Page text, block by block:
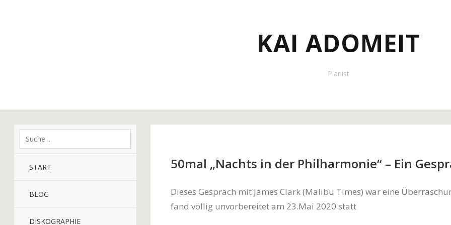
KAI ADOMEIT
Pianist
START
BLOG
DISKOGRAPHIE
50mal „Nachts in der Philharmonie“ – Ein
Dieses Gespräch mit James Clark (Malibu Times) war eine
fand völlig unvorbereitet am 23.Mai 2020 statt